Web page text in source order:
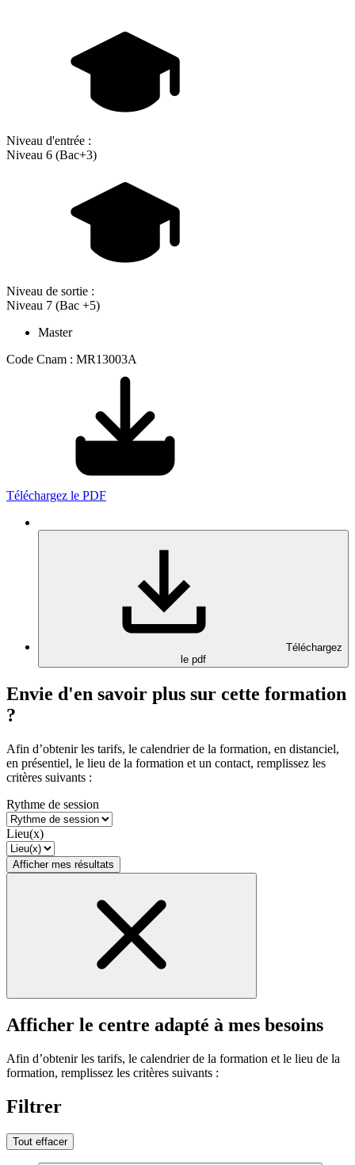
Niveau d'entrée :
Niveau 6 (Bac+3)
Niveau de sortie :
Niveau 7 (Bac +5)
Master
Code Cnam : MR13003A
Téléchargez le PDF
Téléchargez
le pdf
Envie d'en savoir plus sur cette formation
?
Afin d’obtenir les tarifs, le calendrier de la formation, en distanciel,
en présentiel, le lieu de la formation et un contact, remplissez les
critères suivants :
Rythme de session
Lieu(x)
Afficher mes résultats
Afficher le centre adapté à mes besoins
Afin d’obtenir les tarifs, le calendrier de la formation et le lieu de la
formation, remplissez les critères suivants :
Filtrer
Tout effacer